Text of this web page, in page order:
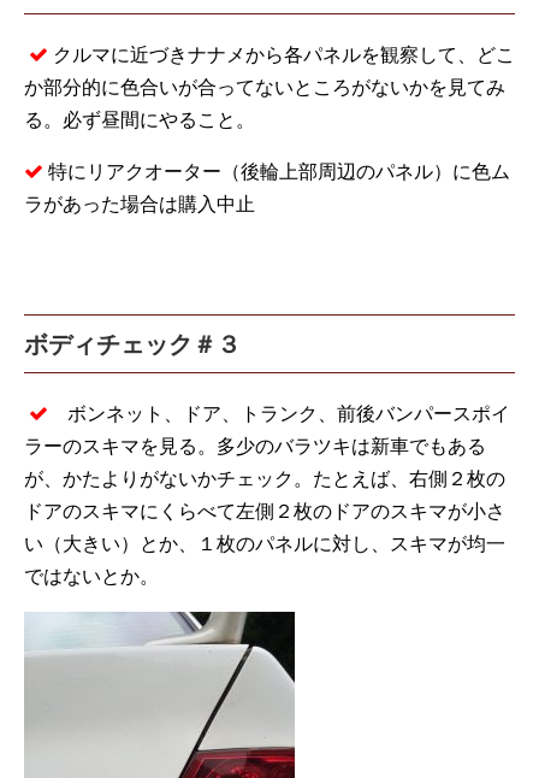
クルマに近づきナナメから各パネルを観察して、どこ
か部分的に色合いが合ってないところがないかを見てみ
る。必ず昼間にやること。
特にリアクオーター（後輪上部周辺のパネル）に色ム
ラがあった場合は購入中止
ボディチェック＃３
ボンネット、ドア、トランク、前後バンパースポイ
ラーのスキマを見る。多少のバラツキは新車でもある
が、かたよりがないかチェック。たとえば、右側２枚の
ドアのスキマにくらべて左側２枚のドアのスキマが小さ
い（大きい）とか、１枚のパネルに対し、スキマが均一
ではないとか。